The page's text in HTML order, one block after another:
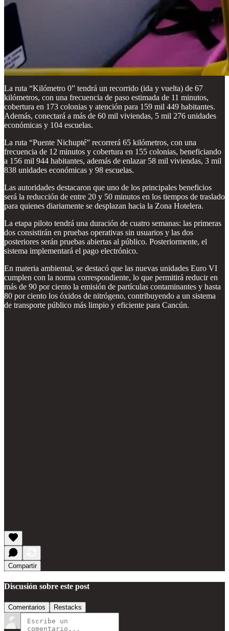
La ruta “Kilómetro 0” tendrá un recorrido (ida y vuelta) de 67
kilómetros, con una frecuencia de paso estimada de 11 minutos,
cobertura en 173 colonias y atención para 159 mil 449 habitantes.
Además, conectará a más de 60 mil viviendas, 5 mil 276 unidades
económicas y 104 escuelas.
La ruta “Puente Nichupté” recorrerá 65 kilómetros, con una
frecuencia de 12 minutos y cobertura en 155 colonias, beneficiando
a 156 mil 944 habitantes, además de enlazar 58 mil viviendas, 3 mil
838 unidades económicas y 98 escuelas.
Las autoridades destacaron que uno de los principales beneficios
será la reducción de entre 20 y 50 minutos en los tiempos de traslado
para quienes diariamente se desplazan hacia la Zona Hotelera.
La etapa piloto tendrá una duración de cuatro semanas: las primeras
dos consistirán en pruebas operativas sin usuarios y las dos
posteriores serán pruebas abiertas al público. Posteriormente, el
sistema implementará el pago electrónico.
En materia ambiental, se destacó que las nuevas unidades Euro VI
cumplen con la norma correspondiente, lo que permitirá reducir en
más de 90 por ciento la emisión de partículas contaminantes y hasta
80 por ciento los óxidos de nitrógeno, contribuyendo a un sistema
de transporte público más limpio y eficiente para Cancún.
Compartir
Discusión sobre este post
Comentarios Restacks